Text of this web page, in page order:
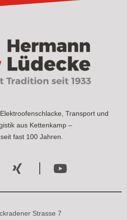
Transport und
aus Kettenkamp –
fast 100 Jahren.
Strasse 7